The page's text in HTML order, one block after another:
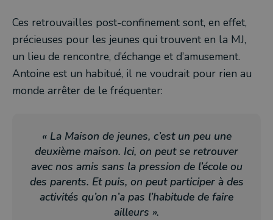
Ces retrouvailles post-confinement sont, en effet,
précieuses pour les jeunes qui trouvent en la MJ,
un lieu de rencontre, d’échange et d’amusement.
Antoine est un habitué, il ne voudrait pour rien au
monde arrêter de le fréquenter:
« La Maison de jeunes, c’est un peu une
deuxième maison. Ici, on peut se retrouver
avec nos amis sans la pression de l’école ou
des parents. Et puis, on peut participer à des
activités qu’on n’a pas l’habitude de faire
ailleurs ».